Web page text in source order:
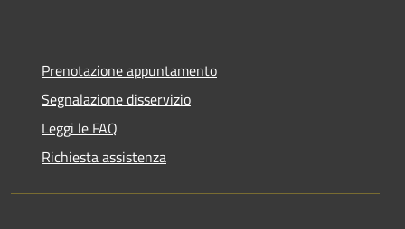
Prenotazione appuntamento
Segnalazione disservizio
Leggi le FAQ
Richiesta assistenza